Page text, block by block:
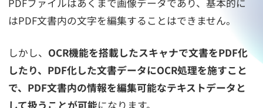
はPDF文書内の文字を編集することはできません。
しかし、 OCR機能を搭載したスキャナで文書をPDF化
したり、PDF化した文書データにOCR処理を施すこと
で、PDF文書内の情報を編集可能なテキストデータと
して扱うことが可能になります。